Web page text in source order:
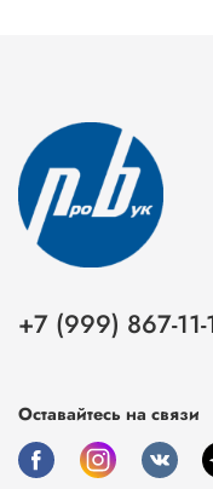
+7 (999) 867-11-
Оставайтесь на связи